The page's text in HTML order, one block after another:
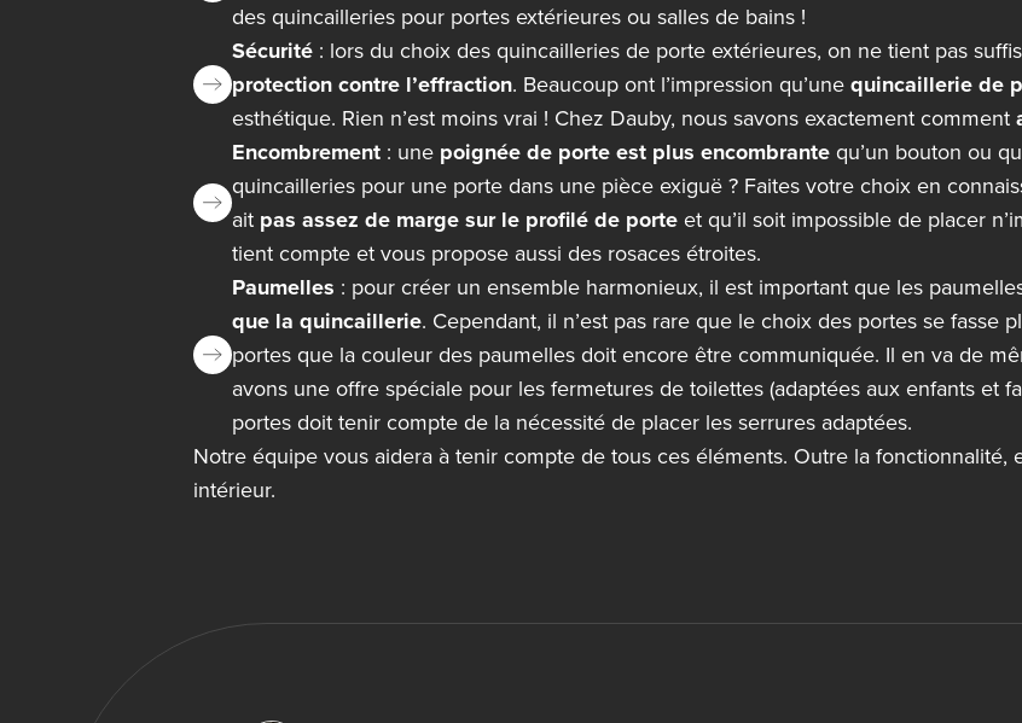
des quincailleries pour portes extérieures ou salles de bains !
Sécurité : lors du choix des quincailleries de porte extérieures, on ne tient pas
protection contre l’effraction. Beaucoup ont l’impression qu’unequincaillerie de
esthétique. Rien n’est moins vrai ! Chez Dauby, nous savons exactement comment
Encombrement : une poignée de porte est plus encombrantequ’un bouton ou
quincailleries pour une porte dans une pièce exiguë ? Faites votre choix en
ait pas assez de marge sur le profilé de porte et qu’il soit impossible de placer
tient compte et vous propose aussi des rosaces étroites.
Paumelles : pour créer un ensemble harmonieux, il est important que les
que la quincaillerie. Cependant, il n’est pas rare que le choix des portes se fasse
portes que la couleur des paumelles doit encore être communiquée. Il en va de
avons une offre spéciale pour les fermetures de toilettes (adaptées aux enfants et
portes doit tenir compte de la nécessité de placer les serrures adaptées.
Notre équipe vous aidera à tenir compte de tous ces éléments. Outre la fonctionnalité,
intérieur.